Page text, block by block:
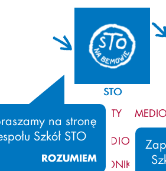
STO
na stronę
Szkół STO
ROZUMIEM
WIELKIE PROJEKTY
MEDIOTEKA
KRONIKA